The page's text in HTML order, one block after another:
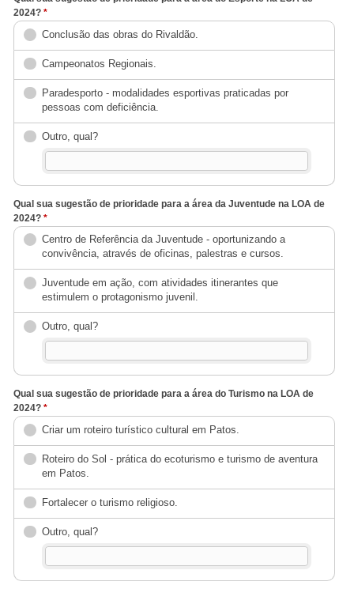
2024? *
Conclusão das obras do Rivaldão.
Campeonatos Regionais.
Paradesporto - modalidades esportivas praticadas por
pessoas com deficiência.
Outro, qual?
Qual sua sugestão de prioridade para a área da Juventude na LOA de
2024? *
Centro de Referência da Juventude - oportunizando a
convivência, através de oficinas, palestras e cursos.
Juventude em ação, com atividades itinerantes que
estimulem o protagonismo juvenil.
Outro, qual?
Qual sua sugestão de prioridade para a área do Turismo na LOA de
2024? *
Criar um roteiro turístico cultural em Patos.
Roteiro do Sol - prática do ecoturismo e turismo de aventura
em Patos.
Fortalecer o turismo religioso.
Outro, qual?